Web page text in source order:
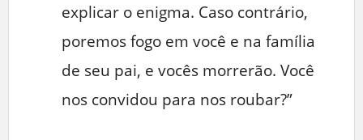
explicar o enigma. Caso contrário,
poremos fogo em você e na família
de seu pai, e vocês morrerão. Você
nos convidou para nos roubar?”